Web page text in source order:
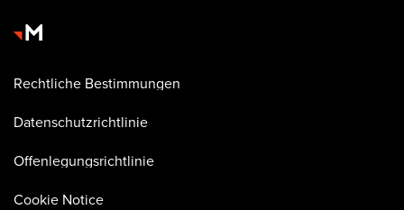
Rechtliche Bestimmungen
Datenschutzrichtlinie
Offenlegungsrichtlinie
Cookie Notice